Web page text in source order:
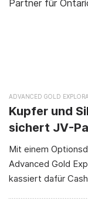
ADVANCED GOLD
Kupfer und
sichert JV-
Mit einem
Advanced Gold
kassiert dafür